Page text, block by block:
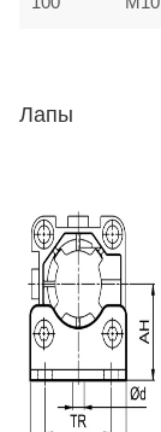
Лапы